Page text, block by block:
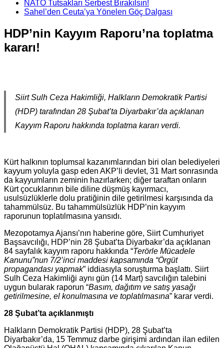
NATO Tutsakları Serbest Bırakılsın!
Sahel’den Ceuta’ya Yönelen Göç Dalgası
HDP’nin Kayyım Raporu’na toplatma
kararı!
Siirt Sulh Ceza Hakimliği, Halkların Demokratik Partisi
(HDP) tarafından 28 Şubat’ta Diyarbakır’da açıklanan
Kayyım Raporu hakkında toplatma kararı verdi.
Kürt halkının toplumsal kazanımlarından biri olan belediyeleri
kayyum yoluyla gasp eden AKP’li devlet, 31 Mart sonrasında
da kayyumların zeminin hazırlarken; diğer taraftan onların
Kürt çocuklarının bile diline düşmüş kayırmacı,
usulsüzlüklerle dolu pratiğinin dile getirilmesi karşısında da
tahammülsüz. Bu tahammülsüzlük HDP’nin kayyım
raporunun toplatılmasına yansıdı.
Mezopotamya Ajansı’nın haberine göre, Siirt Cumhuriyet
Başsavcılığı, HDP’nin 28 Şubat’ta Diyarbakır’da açıklanan
84 sayfalık kayyım raporu hakkında “Terörle Mücadele
Kanunu”nun 7/2’inci maddesi kapsamında “Örgüt
propagandası yapmak” iddiasıyla soruşturma başlattı. Siirt
Sulh Ceza Hakimliği aynı gün (14 Mart) savcılığın talebini
uygun bularak raporun “Basım, dağıtım ve satış yasağı
getirilmesine, el konulmasına ve toplatılmasına” karar verdi.
28 Şubat’ta açıklanmıştı
Halkların Demokratik Partisi (HDP), 28 Şubat’ta
Diyarbakır’da, 15 Temmuz darbe girişimi ardından ilan edilen